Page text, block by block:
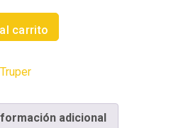
carrito
Truper
adicional